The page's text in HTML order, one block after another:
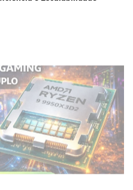
do Gaming com 3D V-